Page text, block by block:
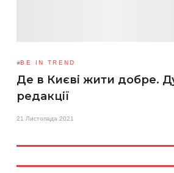
BE IN TREND
Де в Києві жити добре.
редакції
21 Листопада 2021